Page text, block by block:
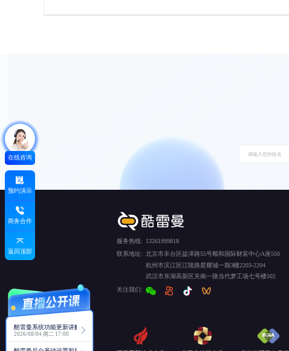
在线咨询
预约演示
商务合作
返回顶部
酷雷曼系统功能更新讲解
2026/08/04 周二 17:00
服务热线:
13261999818
联系地址: 北京市丰台区益泽路55号顺和国际财富中心A座550
杭州市滨江区江陵路星耀城一期3幢2203-2204
武汉市东湖高新区关南一路当代梦工场七号楼502
关注我们: